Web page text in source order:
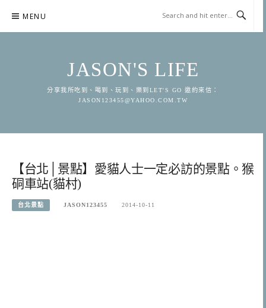
content
MENU
JASON'S LIFE
分享我所吃到、喝到、玩到、樂到LET'S GO 邀約來信：
JASON123455@YAHOO.COM.TW
【台北│景點】愛貓人士一定必訪的景點。猴
硐車站(貓村)
台北景點 JASON123455 2014-10-11